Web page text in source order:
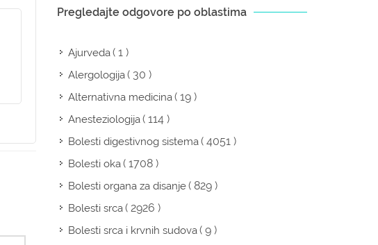
Pregledajte odgovore po oblastima
Ajurveda( 1 )
Alergologija( 30 )
Alternativna medicina( 19 )
Anesteziologija( 114 )
Bolesti digestivnog sistema( 4051 )
Bolesti oka( 1708 )
Bolesti organa za disanje( 829 )
Bolesti srca( 2926 )
Bolesti srca i krvnih sudova( 9 )